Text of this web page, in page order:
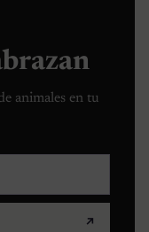
animales en tu
↗